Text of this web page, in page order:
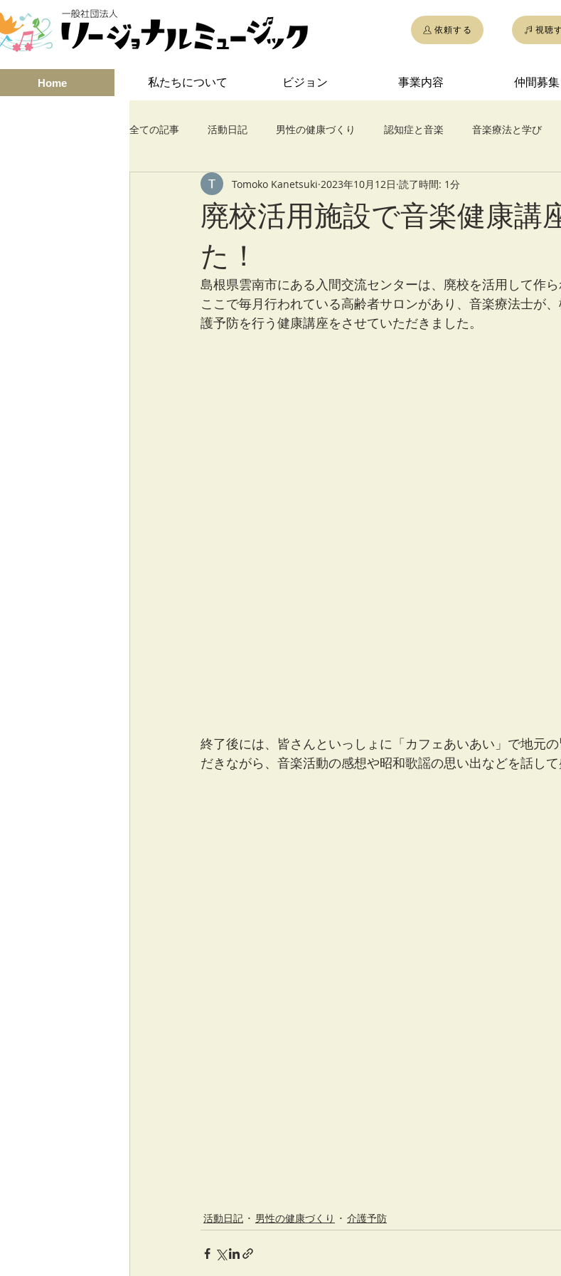
依頼する 視聴
Home 私たちについて ビジョン 事業内容 仲間募集
全ての記事 活動日記 男性の健康づくり 認知症と音楽 音楽療法と学び
みんなでコンサート 介護予防 ドラムサークル
廃校活用施設で音楽健康講
た！
Tomoko Kanetsuki 2023年10月12日 読了時間: 1分
島根県雲南市にある入間交流センターは、廃校を活用して作ら
ここで毎月行われている高齢者サロンがあり、音楽療法士が
護予防を行う健康講座をさせていただきました。
終了後には、皆さんといっしょに「カフェあいあい」で地元
だきながら、音楽活動の感想や昭和歌謡の思い出などを話して
活動日記 男性の健康づくり 介護予防